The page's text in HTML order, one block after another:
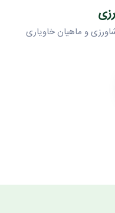
و ماهیان خاویاری